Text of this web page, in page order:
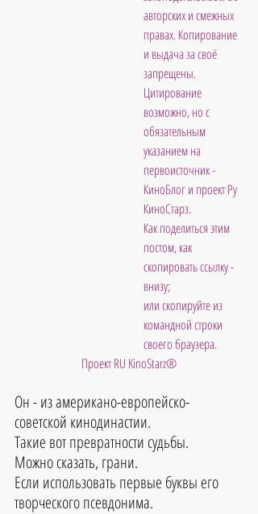
авторских и смежных
правах. Копирование
и выдача за своё
запрещены.
Цитирование
возможно, но с
обязательным
указанием на
первоисточник -
КиноБлог и проект Ру
КиноСтарз.
Как поделиться этим
постом, как
скопировать ссылку -
внизу;
или скопируйте из
командной строки
своего браузера.
Проект RU KinoStarz®
Он - из американо-европейско-
советской кинодинастии.
Такие вот превратности судьбы.
Можно сказать, грани.
Если использовать первые буквы его
творческого псевдонима.